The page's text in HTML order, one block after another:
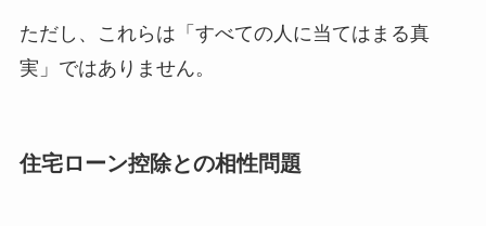
ただし、これらは「すべての人に当てはまる真
実」ではありません。
住宅ローン控除との相性問題